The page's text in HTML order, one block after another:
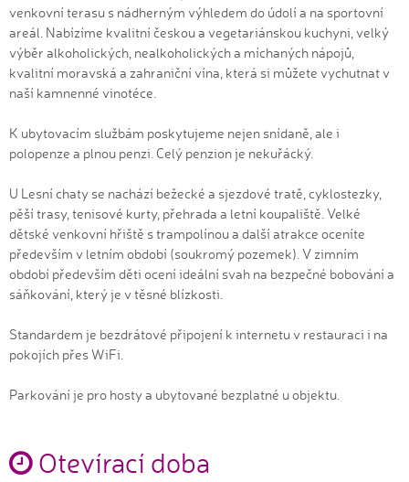
venkovní terasu s nádherným výhledem do údolí a na sportovní
areál. Nabízíme kvalitní českou a vegetariánskou kuchyni, velký
výběr alkoholických, nealkoholických a míchaných nápojů,
kvalitní moravská a zahraniční vína, která si můžete vychutnat v
naší kamnenné vinotéce.
K ubytovacím službám poskytujeme nejen snídaně, ale i
polopenze a plnou penzi. Celý penzion je nekuřácký.
U Lesní chaty se nachází bežecké a sjezdové tratě, cyklostezky,
pěší trasy, tenisové kurty, přehrada a letní koupaliště. Velké
dětské venkovní hřiště s trampolínou a další atrakce oceníte
především v letním období (soukromý pozemek). V zimním
období především děti ocení ideální svah na bezpečné bobování a
sáňkování, který je v těsné blízkosti.
Standardem je bezdrátové připojení k internetu v restauraci i na
pokojích přes WiFi.
Parkování je pro hosty a ubytované bezplatné u objektu.
Otevírací doba